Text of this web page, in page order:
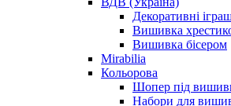
Декоративні
Вишивка
Вишивка бісером
Mirabilia
Кольорова
Шопер під
Набори для